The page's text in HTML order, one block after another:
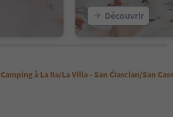
Découvrir
Camping à La Ila/La Villa - San Ćiascian/San